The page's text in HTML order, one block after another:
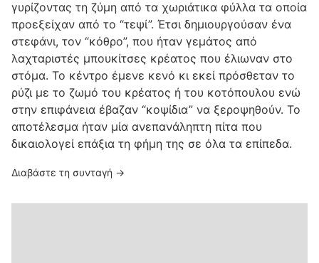
γυρίζοντας τη ζύμη από τα χωριάτικα φύλλα τα οποία
προεξείχαν από το “τεψί”. Έτσι δημιουργούσαν ένα
στεφάνι, τον “κόθρο”, που ήταν γεμάτος από
λαχταριστές μπουκίτσες κρέατος που έλιωναν στο
στόμα. Το κέντρο έμενε κενό κι εκεί πρόσθεταν το
ρύζι με το ζωμό του κρέατος ή του κοτόπουλου ενώ
στην επιφάνεια έβαζαν “κοψίδια” να ξεροψηθούν. Το
αποτέλεσμα ήταν μία ανεπανάληπτη πίτα που
δικαιολογεί επάξια τη φήμη της σε όλα τα επίπεδα.
Διαβάστε τη συνταγή →